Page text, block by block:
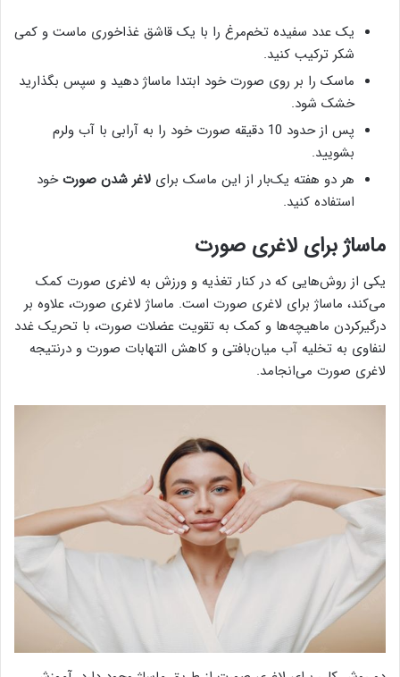
یک عدد سفیده تخم‌مرغ را با یک قاشق غذاخوری ماست و کمی
شکر ترکیب کنید.
ماسک را بر روی صورت خود ابتدا ماساژ دهید و سپس بگذارید
خشک شود.
پس از حدود 10 دقیقه صورت خود را به آرابی با آب ولرم
بشویید.
هر دو هفته یک‌بار از این ماسک برای لاغر شدن صورتخود
استفاده کنید.
ماساژ برای لاغری صورت
یکی از روش‌هایی که در کنار تغذیه و ورزش به لاغری صورت کمک
می‌کند، ماساژ برای لاغری صورت است. ماساژ لاغری صورت، علاوه بر
درگیرکردن ماهیچه‌ها و کمک به تقویت عضلات صورت، با تحریک غدد
لنفاوی به تخلیه آب میان‌بافتی و کاهش التهابات صورت و درنتیجه
لاغری صورت می‌انجامد.